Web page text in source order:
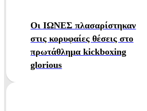
Οι ΙΩΝΕΣ πλασαρίστηκαν
στις κορυφαίες θέσεις στο
πρωτάθλημα kickboxing
glorious